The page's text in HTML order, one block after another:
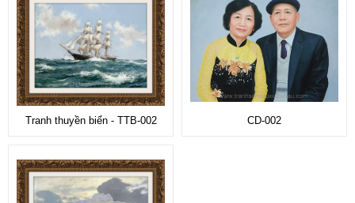
Tranh thuyền biển - TTB-002 CD-002